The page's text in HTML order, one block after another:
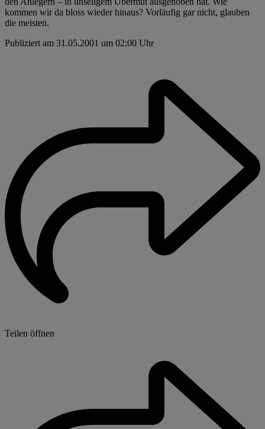
kommen wir da bloss wieder hinaus? Vorläufig gar nicht, glauben
die meisten.
Publiziert am 31.05.2001 um 02:00 Uhr
Teilen öffnen